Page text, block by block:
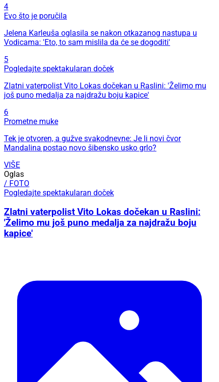
4
Evo što je poručila
Jelena Karleuša oglasila se nakon otkazanog nastupa u
Vodicama: 'Eto, to sam mislila da će se dogoditi'
5
Pogledajte spektakularan doček
Zlatni vaterpolist Vito Lokas dočekan u Raslini: 'Želimo mu
još puno medalja za najdražu boju kapice'
6
Prometne muke
Tek je otvoren, a gužve svakodnevne: Je li novi čvor
Mandalina postao novo šibensko usko grlo?
VIŠE
Oglas
/ FOTO
Pogledajte spektakularan doček
Zlatni vaterpolist Vito Lokas dočekan u Raslini:
'Želimo mu još puno medalja za najdražu boju
kapice'